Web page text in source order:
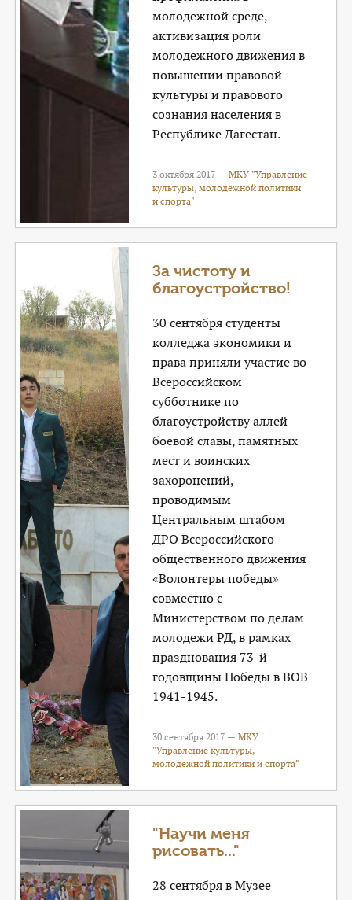
молодежной среде,
активизация роли
молодежного движения в
повышении правовой
культуры и правового
сознания населения в
Республике Дагестан.
3 октября 2017 —МКУ "Управление
культуры, молодежной политики
и спорта"
За чистоту и
благоустройство!
30 сентября студенты
колледжа экономики и
права приняли участие во
Всероссийском
субботнике по
благоустройству аллей
боевой славы, памятных
мест и воинских
захоронений,
проводимым
Центральным штабом
ДРО Всероссийского
общественного движения
«Волонтеры победы»
совместно с
Министерством по делам
молодежи РД, в рамках
празднования 73-й
годовщины Победы в ВОВ
1941-1945.
30 сентября 2017 —МКУ
"Управление культуры,
молодежной политики и спорта"
"Научи меня
рисовать..."
28 сентября в Музее